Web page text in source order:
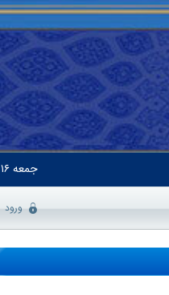
جمعه۱۶ اَمرداد ۱۴۰۵
ورود